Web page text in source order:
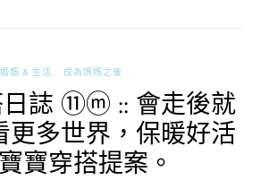
婚姻 & 生活 成為媽媽之後
日誌 ⑪ⓜ :: 會走後就
更多世界，保暖好活
寶穿搭提案。